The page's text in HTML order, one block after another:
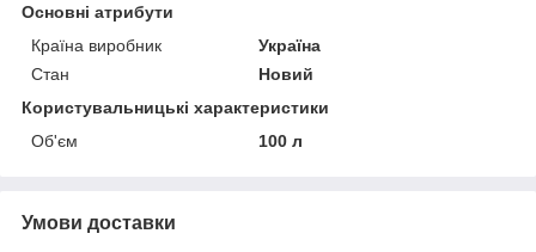
Основні атрибути
Країна виробник
Україна
Стан
Новий
Користувальницькі характеристики
Об'єм
100 л
Умови доставки